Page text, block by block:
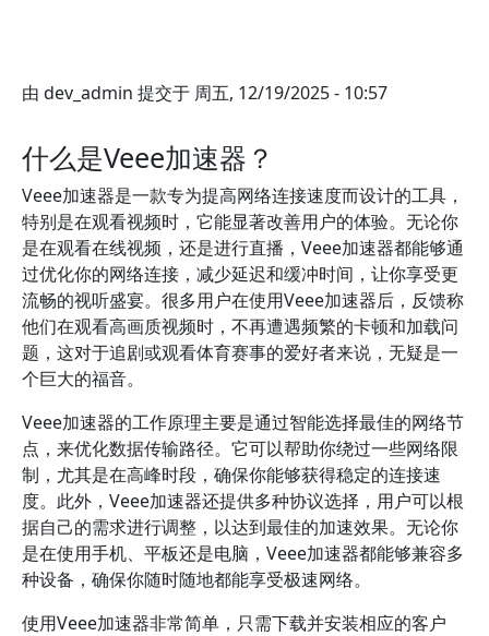
由 dev_admin 提交于 周五, 12/19/2025 - 10:57
什么是Veee加速器？
Veee加速器是一款专为提高网络连接速度而设计的工具，
特别是在观看视频时，它能显著改善用户的体验。无论你
是在观看在线视频，还是进行直播，Veee加速器都能够通
过优化你的网络连接，减少延迟和缓冲时间，让你享受更
流畅的视听盛宴。很多用户在使用Veee加速器后，反馈称
他们在观看高画质视频时，不再遭遇频繁的卡顿和加载问
题，这对于追剧或观看体育赛事的爱好者来说，无疑是一
个巨大的福音。
Veee加速器的工作原理主要是通过智能选择最佳的网络节
点，来优化数据传输路径。它可以帮助你绕过一些网络限
制，尤其是在高峰时段，确保你能够获得稳定的连接速
度。此外，Veee加速器还提供多种协议选择，用户可以根
据自己的需求进行调整，以达到最佳的加速效果。无论你
是在使用手机、平板还是电脑，Veee加速器都能够兼容多
种设备，确保你随时随地都能享受极速网络。
使用Veee加速器非常简单，只需下载并安装相应的客户